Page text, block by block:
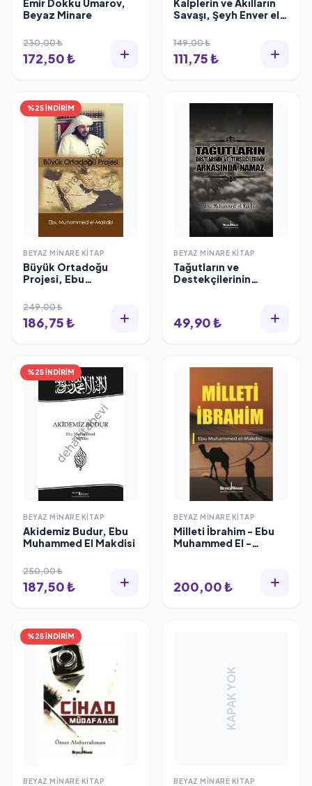
Emir Dokku Umarov,
Beyaz Minare
230,00 ₺
172,50 ₺
Kalplerin ve Akılların
Savaşı, Şeyh Enver el-
149,00 ₺
111,75 ₺
%25 İNDİRİM
BEYAZ MINARE KITAP
Büyük Ortadoğu
Projesi, Ebu
249,00 ₺
186,75 ₺
BEYAZ MINARE KITAP
Tağutların ve
Destekçilerinin
49,90 ₺
%25 İNDİRİM
BEYAZ MINARE KITAP
Akidemiz Budur, Ebu
Muhammed El Makdisi
250,00 ₺
187,50 ₺
BEYAZ MINARE KITAP
Milleti İbrahim - Ebu
Muhammed El -
200,00 ₺
%25 İNDİRİM
BEYAZ MINARE KITAP
KAPAK YOK
BEYAZ MINARE KITAP